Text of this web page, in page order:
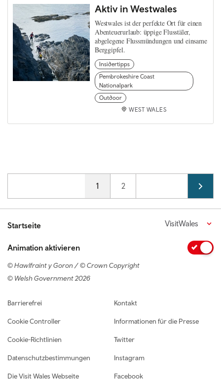
Aktiv in Westwales
Westwales ist der perfekte Ort für einen
Abenteuerurlaub: üppige Flusstäler,
abgelegene Flussmündungen und einsame
Berggipfel.
Insidertipps
Pembrokeshire Coast
Nationalpark
Outdoor
WEST WALES
Current page
1 Page
2
Startseite VisitWales
Animation aktivieren
© Hawlfraint y Goron / © Crown Copyright
© Welsh Government 2026
Footer navigation
Barrierefrei
Cookie Controller
Cookie-Richtlinien
Datenschutzbestimmungen
Die Visit Wales Webseite
Kontakt
Informationen für die Presse
Twitter
Instagram
Facebook